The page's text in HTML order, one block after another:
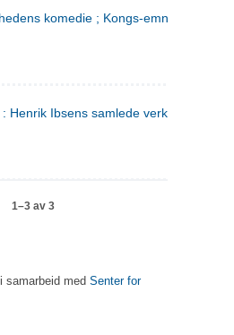
komedie ; Kongs-emnerne
Henrik Ibsens samlede verker. 4
1–3 av 3
samarbeid med Senter for